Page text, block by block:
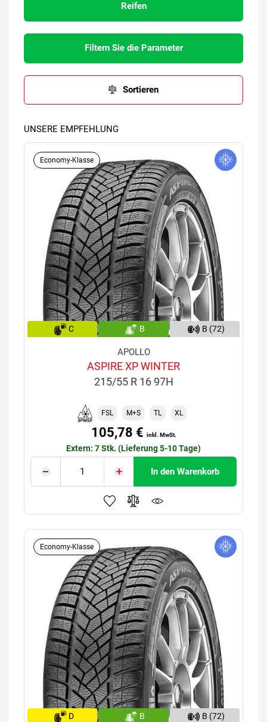
Reifen
Filtern Sie die Parameter
Sortieren
UNSERE EMPFEHLUNG
Economy-Klasse
C B B (72)
APOLLO
ASPIRE XP WINTER
215/55 R 16 97H
FSL M+S TL XL
105,78 € inkl. MwSt.
Extern: 7 Stk. (Lieferung 5-10 Tage)
In den Warenkorb
Economy-Klasse
D B B (72)